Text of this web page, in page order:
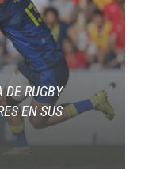
DE RUGBY
EN SUS